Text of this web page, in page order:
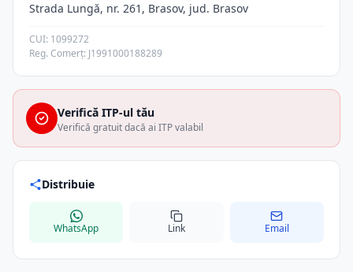
Strada Lungă, nr. 261, Brasov, jud. Brasov
CUI: 1099272
Reg. Comerț: J1991000188289
Verifică ITP-ul tău
Verifică gratuit dacă ai ITP valabil
Distribuie
WhatsApp Link Email